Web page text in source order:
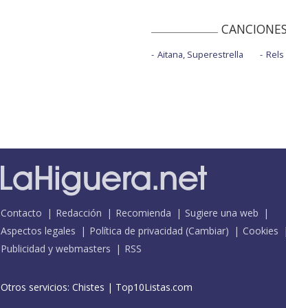
CANCIONES
Aitana, Superestrella Rels
Contacto Redacción Recomienda
Sugiere una web
Aspectos legales
Política de privacidad (Cambiar)
Cookies
Publicidad y webmasters
RSS
Otros servicios: Chistes | Top10Listas.com